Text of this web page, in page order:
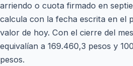
arriendo o cuota firmado en
calcula con la fecha escrita en el
valor de hoy. Con el cierre del
equivalían a 169.460,3 pesos y
pesos.